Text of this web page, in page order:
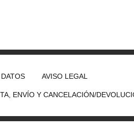
AVISO LEGAL
ENVÍO Y CANCELACIÓN/